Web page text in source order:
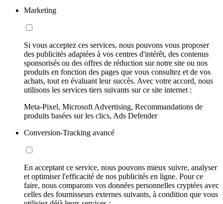
Marketing
Si vous acceptez ces services, nous pouvons vous proposer
des publicités adaptées à vos centres d'intérêt, des contenus
sponsorisés ou des offres de réduction sur notre site ou nos
produits en fonction des pages que vous consultez et de vos
achats, tout en évaluant leur succès. Avec votre accord, nous
utilisons les services tiers suivants sur ce site internet :
Meta-Pixel, Microsoft Advertising, Recommandations de
produits basées sur les clics, Ads Defender
Conversion-Tracking avancé
En acceptant ce service, nous pouvons mieux suivre, analyser
et optimiser l'efficacité de nos publicités en ligne. Pour ce
faire, nous comparons vos données personnelles cryptées avec
celles des fournisseurs externes suivants, à condition que vous